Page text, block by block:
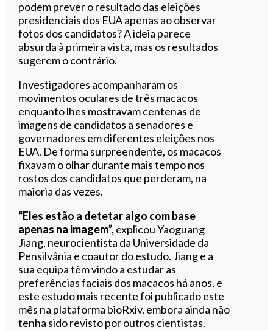
podem prever o resultado das eleições
presidenciais dos EUA apenas ao observar
fotos dos candidatos? A ideia parece
absurda à primeira vista, mas os resultados
sugerem o contrário.
Investigadores acompanharam os
movimentos oculares de três macacos
enquanto lhes mostravam centenas de
imagens de candidatos a senadores e
governadores em diferentes eleições nos
EUA. De forma surpreendente, os macacos
fixavam o olhar durante mais tempo nos
rostos dos candidatos que perderam, na
maioria das vezes.
“Eles estão a detetar algo com base
apenas na imagem”,explicou Yaoguang
Jiang, neurocientista da Universidade da
Pensilvânia e coautor do estudo. Jiang e a
sua equipa têm vindo a estudar as
preferências faciais dos macacos há anos, e
este estudo mais recente foi publicado este
mês na plataforma bioRxiv, embora ainda não
tenha sido revisto por outros cientistas.